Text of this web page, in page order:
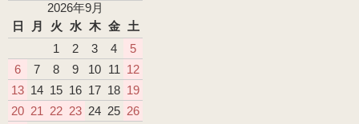
2026年9月
日
月 火 水 木 金
土
1
2 3 4
5
6
7 8 9 10 11 12
13 14 15 16 17 18 19
20 21 22 23 24 25 26